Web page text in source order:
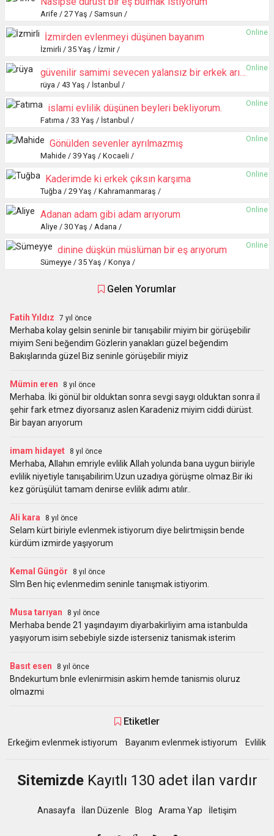
Arife / 27 Yaş / Samsun /
Online
İzmirden evlenmeyi düşünen bayanım
İzmirli / 35 Yaş / İzmir /
Online
güvenilir samimi sevecen yalansız bir erkek arıyorum
rüya / 43 Yaş / İstanbul /
Online
islami evlilik düşünen beyleri bekliyorum.
Fatıma / 33 Yaş / İstanbul /
Online
Gönülden sevenler ayrılmazmış
Mahide / 39 Yaş / Kocaeli /
Online
Kaderimde ki erkek çıksın karşıma
Tuğba / 29 Yaş / Kahramanmaraş /
Online
Adanan adam gibi adam arıyorum
Aliye / 30 Yaş / Adana /
Online
dinine düşkün müslüman bir eş arıyorum
Sümeyye / 35 Yaş / Konya /
Gelen Yorumlar
Fatih Yıldız 7 yıl önce
Merhaba kolay gelsin seninle bir tanışabilir miyim bir görüşebilir
miyim Seni beğendim Gözlerin yanakları güzel beğendim
Bakışlarında güzel Biz seninle görüşebilir miyiz
Mümin eren 8 yıl önce
Merhaba. İki gönül bir olduktan sonra sevgi saygı olduktan sonra il
şehir fark etmez diyorsanız aslen Karadeniz miyim ciddi dürüst.
Bir bayan arıyorum
imam hidayet 8 yıl önce
Merhaba, Allahın emriyle evlilik Allah yolunda bana uygun biiriyle
evlilik niyetiyle tanışabilirim.Uzun uzadıya görüşme olmaz.Bir iki
kez görüşülüt tamam denirse evlilik adımı atılır..
Ali kara 8 yıl önce
Selam kürt biriyle evlenmek istiyorum diye belirtmişsin bende
kürdüm izmirde yaşıyorum
Kemal Güngör 8 yıl önce
Slm Ben hiç evlenmedim seninle tanışmak istiyorim.
Musa tarıyan 8 yıl önce
Merhaba bende 21 yaşındayım diyarbakirliyim ama istanbulda
yaşıyorum isim sebebiyle sizde isterseniz tanismak isterim
Basıt esen 8 yıl önce
Bndekurtum bnle evlenirmisin askim hemde tanismis oluruz
olmazmi
Etiketler
Erkeğim evlenmek istiyorum Bayanım evlenmek istiyorum Evlilik
SitemizdeKayıtlı 130 adet ilan vardır
Anasayfa İlan Düzenle Blog Arama Yap İletişim